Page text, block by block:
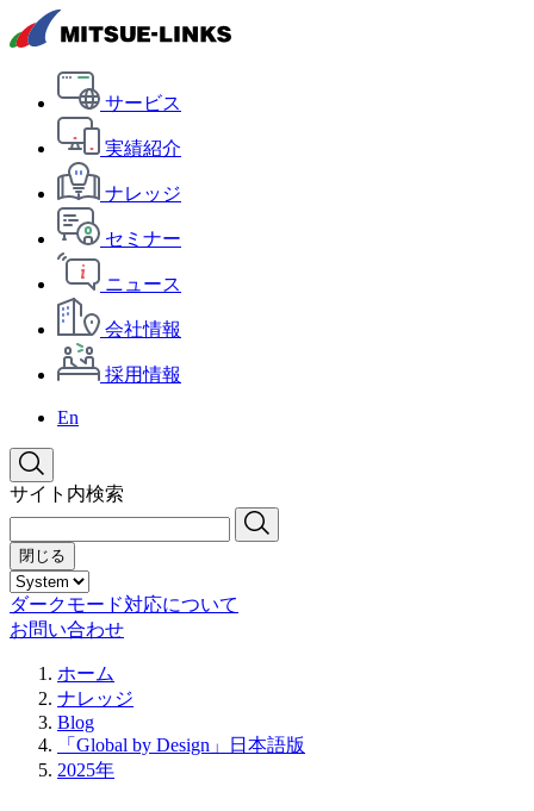
サービス
実績紹介
ナレッジ
セミナー
ニュース
会社情報
採用情報
En
サイト内検索
閉じる
ダークモード対応について
お問い合わせ
ホーム
ナレッジ
Blog
「Global by Design」日本語版
2025年